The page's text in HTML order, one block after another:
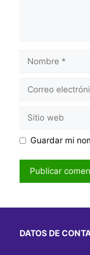
Nombre
Correo
Sitio
web
Guardar mi
DATOS DE